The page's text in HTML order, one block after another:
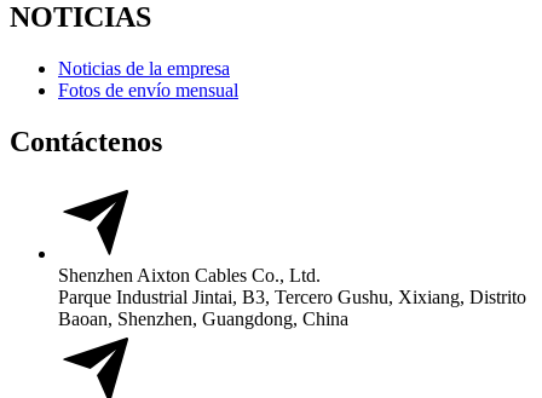
NOTICIAS
Noticias de la empresa
Fotos de envío mensual
Contáctenos
Shenzhen Aixton Cables Co., Ltd.
Parque Industrial Jintai, B3, Tercero Gushu, Xixiang, Distrito
Baoan, Shenzhen, Guangdong, China